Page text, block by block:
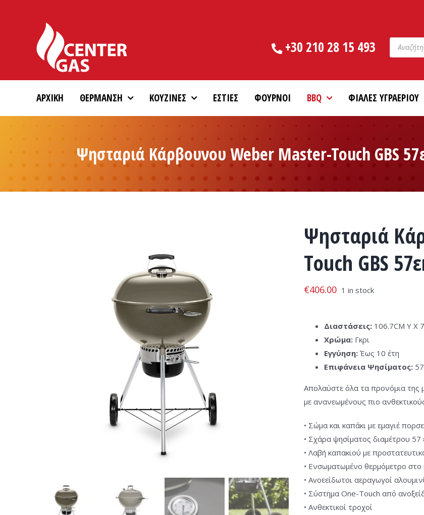
+30 210 28 15 493 Products
search
ΑΡΧΙΚΗ ΘΕΡΜΑΝΣΗ ΚΟΥΖΙΝΕΣ ΕΣΤΙΕΣ ΦΟΥΡΝΟΙ BBQ ΦΙΑΛΕΣ ΥΓΡΑΕΡΙΟΥ
Ψησταριά Κάρβουνου Weber Master-Touch GBS
Ψησταριά
Touch GBS
€406.00 1 in stock
Διαστάσεις: 106.7CM Υ X
Χρώμα: Γκρι
Εγγύηση: Έως 10 έτη
Επιφάνεια Ψησίματος:
Απολαύστε όλα τα προνόμια της
με ανανεωμένους πιο
• Σώμα και καπάκι με εμαγιέ
• Σχάρα ψησίματος διαμέτρου 57
• Λαβή καπακιού με
• Ενσωματωμένο θερμόμετρο στο
• Αvοεείδωτοι αεραγωγοί
• Σύστημα One-Touch από
• Ανθεκτικοί τροχοί